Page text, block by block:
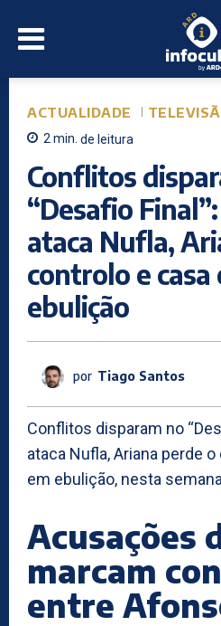
ACTUALIDADE
2min. de leitura
Conflitos
“Desafio
ataca Nufla,
controlo e casa
ebulição
por Tiago Santos
Conflitos disparam no
ataca Nufla, Ariana perde
em ebulição, nesta
Acusações
marcam
entre